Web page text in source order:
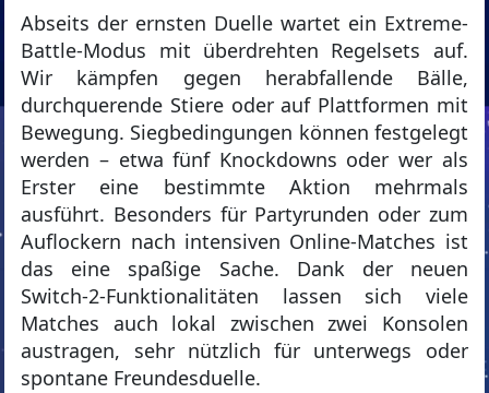
Abseits der ernsten Duelle wartet ein Extreme-
Battle-Modus mit überdrehten Regelsets auf.
Wir kämpfen gegen herabfallende Bälle,
durchquerende Stiere oder auf Plattformen mit
Bewegung. Siegbedingungen können festgelegt
werden – etwa fünf Knockdowns oder wer als
Erster eine bestimmte Aktion mehrmals
ausführt. Besonders für Partyrunden oder zum
Auflockern nach intensiven Online-Matches ist
das eine spaßige Sache. Dank der neuen
Switch-2-Funktionalitäten lassen sich viele
Matches auch lokal zwischen zwei Konsolen
austragen, sehr nützlich für unterwegs oder
spontane Freundesduelle.